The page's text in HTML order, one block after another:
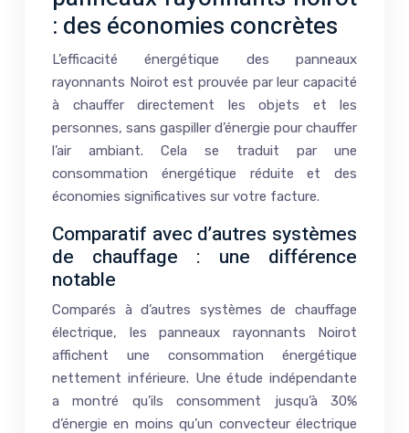
: des économies concrètes
L’efficacité énergétique des panneaux
rayonnants Noirot est prouvée par leur capacité
à chauffer directement les objets et les
personnes, sans gaspiller d’énergie pour chauffer
l’air ambiant. Cela se traduit par une
consommation énergétique réduite et des
économies significatives sur votre facture.
Comparatif avec d’autres systèmes
de chauffage : une différence
notable
Comparés à d’autres systèmes de chauffage
électrique, les panneaux rayonnants Noirot
affichent une consommation énergétique
nettement inférieure. Une étude indépendante
a montré qu’ils consomment jusqu’à 30%
d’énergie en moins qu’un convecteur électrique